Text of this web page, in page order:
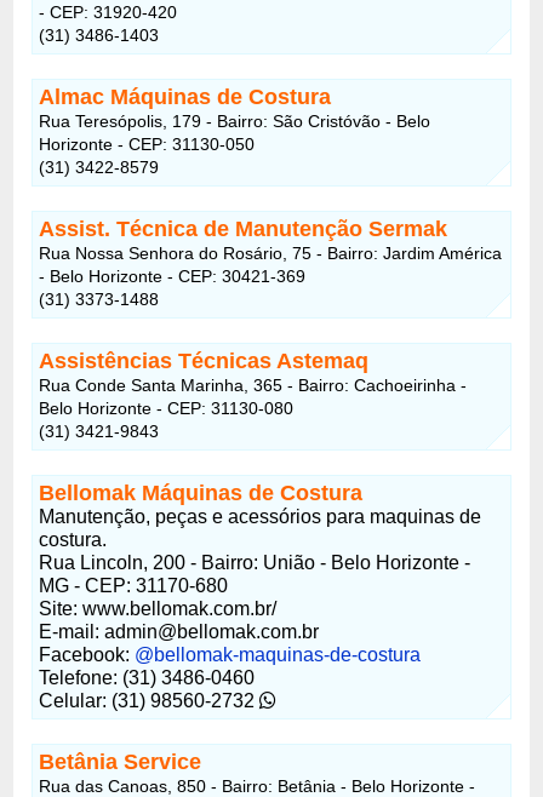
- CEP: 31920-420
(31) 3486-1403
Almac Máquinas de Costura
Rua Teresópolis, 179 - Bairro: São Cristóvão - Belo
Horizonte - CEP: 31130-050
(31) 3422-8579
Assist. Técnica de Manutenção Sermak
Rua Nossa Senhora do Rosário, 75 - Bairro: Jardim América
- Belo Horizonte - CEP: 30421-369
(31) 3373-1488
Assistências Técnicas Astemaq
Rua Conde Santa Marinha, 365 - Bairro: Cachoeirinha -
Belo Horizonte - CEP: 31130-080
(31) 3421-9843
Bellomak Máquinas de Costura
Manutenção, peças e acessórios para maquinas de
costura.
Rua Lincoln, 200 - Bairro: União - Belo Horizonte -
MG - CEP: 31170-680
Site: www.bellomak.com.br/
E-mail:admin@bellomak.com.br
Facebook: @bellomak-maquinas-de-costura
Telefone: (31) 3486-0460
Celular: (31) 98560-2732
Betânia Service
Rua das Canoas, 850 - Bairro: Betânia - Belo Horizonte -